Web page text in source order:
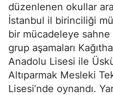
düzenlenen okullar
İstanbul il birinciliği
bir mücadeleye sahne
grup aşamaları
Anadolu Lisesi ile
Altıparmak Mesleki
Lisesi’nde oynandı.